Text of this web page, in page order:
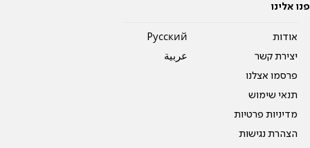
פנו אלינו
אודות
יצירת קשר
פרסמו אצלנו
תנאי שימוש
מדיניות פרטיות
הצהרת נגישות
Pусский
عربية